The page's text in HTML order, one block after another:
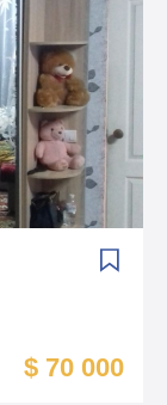
$ 70 000